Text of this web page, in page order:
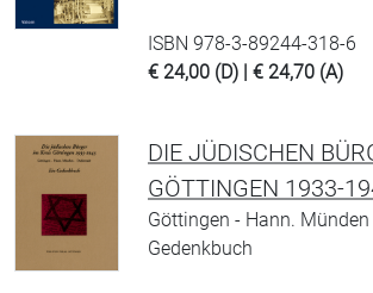
ISBN 978-3-89244-318-6
€ 24,00 (D) | € 24,70 (A)
DIE JÜDISCHEN
GÖTTINGEN 1933-
Göttingen - Hann.
Gedenkbuch